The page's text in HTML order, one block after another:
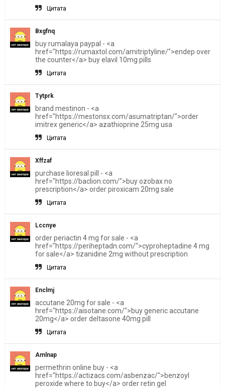
Цитата
Bxgfnq
buy rumalaya paypal - <a
href="https://rumaxtol.com/amitriptyline/">endep over
the counter</a> buy elavil 10mg pills
Цитата
Tytprk
brand mestinon - <a
href="https://mestonsx.com/asumatriptan/">order
imitrex generic</a> azathioprine 25mg usa
Цитата
Xffzaf
purchase lioresal pill - <a
href="https://baclion.com/">buy ozobax no
prescription</a> order piroxicam 20mg sale
Цитата
Lccnye
order periactin 4 mg for sale - <a
href="https://periheptadn.com/">cyproheptadine 4 mg
for sale</a> tizanidine 2mg without prescription
Цитата
Enclmj
accutane 20mg for sale - <a
href="https://aisotane.com/">buy generic accutane
20mg</a> order deltasone 40mg pill
Цитата
Amlnap
permethrin online buy - <a
href="https://actizacs.com/asbenzac/">benzoyl
peroxide where to buy</a> order retin gel